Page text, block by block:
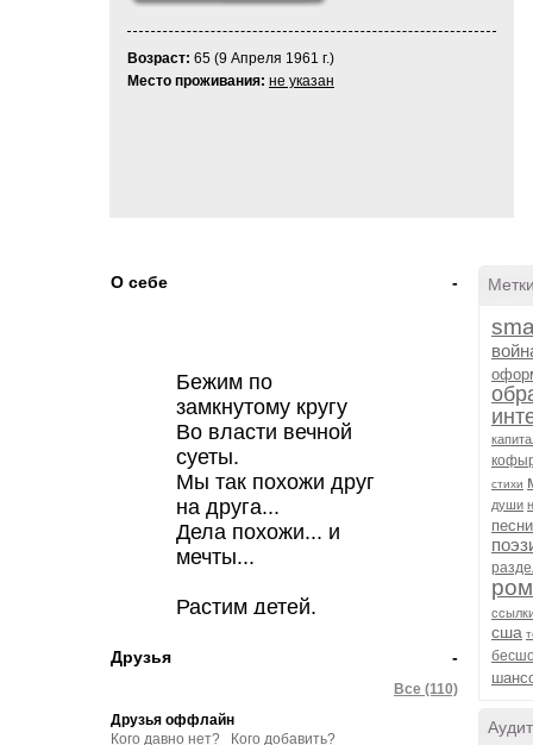
Возраст: 65 (9 Апреля 1961 г.)
Место проживания: не указан
-
О себе
Бежим по
замкнутому кругу
Во власти вечной
суеты.
Мы так похожи друг
на друга...
Дела похожи... и
мечты...
Растим детей,
Теряем... то, что нам
досталось...
-
Друзья
Все (110)
Друзья оффлайн
Кого давно нет?
Кого добавить?
Метки
стихи
души
песни
сша